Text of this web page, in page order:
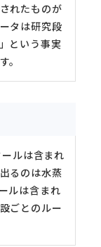
れたものが
タは研究段
という事実
。
ルは含まれ
るのは水蒸
ルは含まれ
ごとのルー